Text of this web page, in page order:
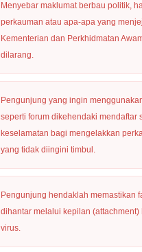
Menyebar maklumat berbau politik,
perkauman atau apa-apa yang
Kementerian dan Perkhidmatan
dilarang.
Pengunjung yang ingin
seperti forum dikehendaki mendaftar
keselamatan bagi mengelakkan
yang tidak diingini timbul.
Pengunjung hendaklah memastikan
dihantar melalui kepilan (attachment)
virus.